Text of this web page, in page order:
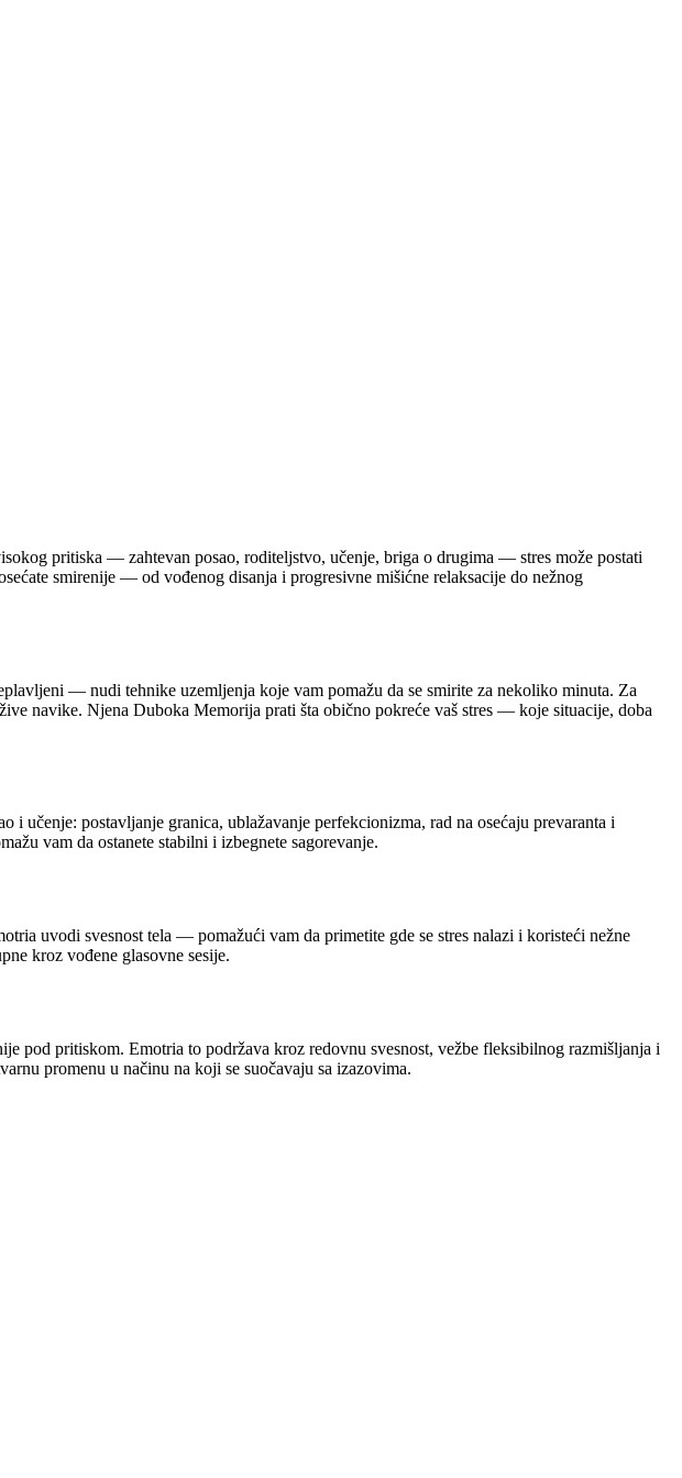
pritiska — zahtevan posao, roditeljstvo, učenje, briga o drugima — stres može postati
smirenije — od vođenog disanja i progresivne mišićne relaksacije do nežnog
— nudi tehnike uzemljenja koje vam pomažu da se smirite za nekoliko minuta. Za
navike. Njena Duboka Memorija prati šta obično pokreće vaš stres — koje situacije, doba
i učenje: postavljanje granica, ublažavanje perfekcionizma, rad na osećaju prevaranta i
vam da ostanete stabilni i izbegnete sagorevanje.
uvodi svesnost tela — pomažući vam da primetite gde se stres nalazi i koristeći nežne
kroz vođene glasovne sesije.
pod pritiskom. Emotria to podržava kroz redovnu svesnost, vežbe fleksibilnog razmišljanja i
promenu u načinu na koji se suočavaju sa izazovima.